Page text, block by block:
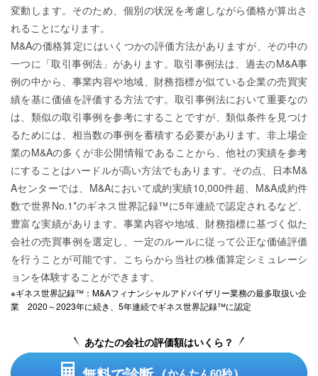
変動します。そのため、個別の状況を考慮しながら価格が算出さ
れることになります。
M&Aの価格算定にはいくつかの評価方法がありますが、その中の
一つに「取引事例法」があります。取引事例法は、過去のM&A事
例の中から、事業内容や地域、財務指標が似ている企業の売買実
績を基に価値を評価する方法です。取引事例法において重要なの
は、類似の取引事例を参考にすることですが、類似条件を見つけ
るためには、相当数の事例を蓄積する必要があります。非上場企
業のM&Aの多くが非公開情報であることから、他社の実績を参考
にすることはハードルが高い方法でもあります。その点、日本M&
Aセンターでは、M&Aにおいて成約実績10,000件超、M&A成約件
数で世界No.1*のギネス世界記録™に5年連続で認定されるなど、
豊富な実績があります。事業内容や地域、財務指標に基づく似た
会社の売買事例を選定し、一定のルールに従って公正な価値評価
を行うことが可能です。こちらから当社の株価算定シミュレーシ
ョンを体験することができます。
※ギネス世界記録™：M&Aフィナンシャルアドバイザリー業務の最多取扱い企
業 2020～2023年に続き、5年連続でギネス世界記録™に認定
あなたの会社の評価額はいくら？